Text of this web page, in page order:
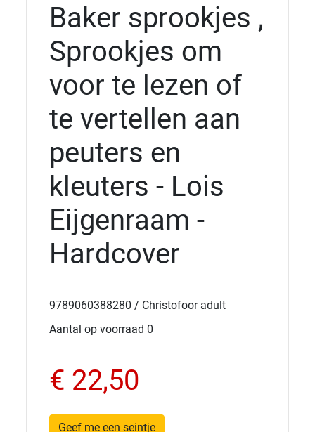
Baker sprookjes ,
Sprookjes om
voor te lezen of
te vertellen aan
peuters en
kleuters - Lois
Eijgenraam -
Hardcover
9789060388280 / Christofoor adult
Aantal op voorraad 0
€ 22,50
Geef me een seintje